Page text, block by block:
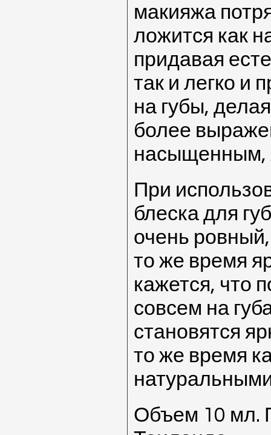
макияжа
ложится как
придавая
так и легко и
на губы,
более
насыщенным,
При
блеска для
очень
то же время
кажется, что
совсем на
становятся
то же время
Объем 10 мл.